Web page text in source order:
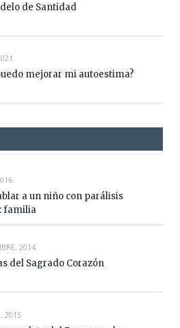
de Santidad
mejorar mi autoestima?
a un niño con parálisis
familia
2014
del Sagrado Corazón
2015